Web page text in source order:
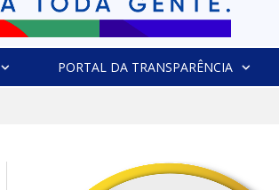
PORTAL DA TRANSPARÊNCIA